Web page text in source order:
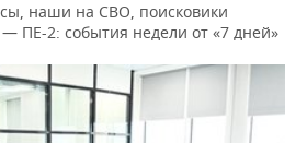
наши на СВО, поисковики
ПЕ-2: события недели от «7 дней»